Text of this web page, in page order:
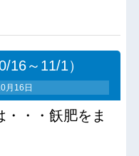
16～11/1）
月16日
・・飫肥をま